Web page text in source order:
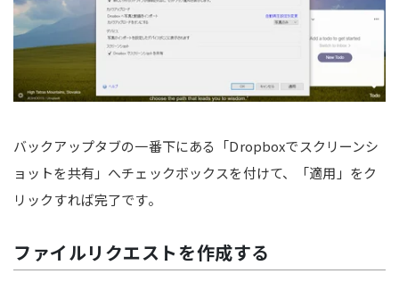
バックアップタブの一番下にある「Dropboxでスクリーンシ
ョットを共有」へチェックボックスを付けて、「適用」をク
リックすれば完了です。
ファイルリクエストを作成する